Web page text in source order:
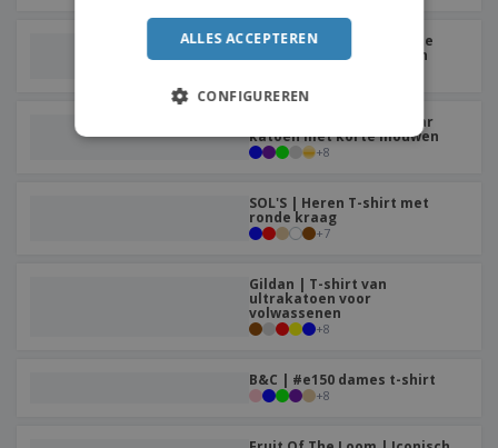
Gildan | T-shirt met korte
mouwen van ultrakatoen
Gildan | T-shirt van zwaar
katoen met korte mouwen
+8
SOL'S | Heren T-shirt met
ronde kraag
+7
Gildan | T-shirt van
ultrakatoen voor
volwassenen
+8
B&C | #e150 dames t-shirt
+8
ITALIAN
ALLES ACCEPTEREN
CONFIGUREREN